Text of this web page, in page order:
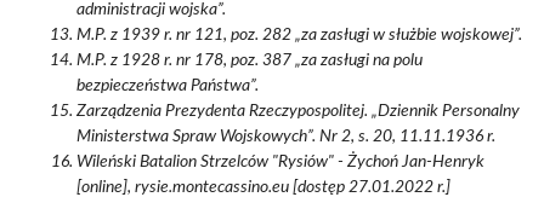
administracji wojska”.
M.P. z 1939 r. nr 121, poz. 282 „za zasługi w służbie wojskowej”.
M.P. z 1928 r. nr 178, poz. 387 „za zasługi na polu
bezpieczeństwa Państwa”.
Zarządzenia Prezydenta Rzeczypospolitej. „Dziennik Personalny
Ministerstwa Spraw Wojskowych”. Nr 2, s. 20, 11.11.1936 r.
Wileński Batalion Strzelców "Rysiów" - Żychoń Jan-Henryk
[online], rysie.montecassino.eu [dostęp 27.01.2022 r.]